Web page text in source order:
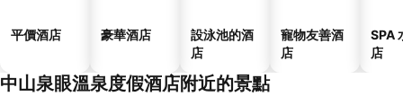
平價酒店 豪華酒店
設泳池的酒
店
寵物友善酒
店
SPA
店
中山泉眼溫泉度假酒店附近的景點